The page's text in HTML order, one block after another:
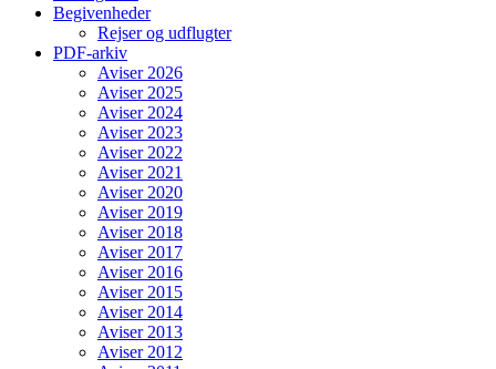
Begivenheder
Rejser og udflugter
PDF-arkiv
Aviser 2026
Aviser 2025
Aviser 2024
Aviser 2023
Aviser 2022
Aviser 2021
Aviser 2020
Aviser 2019
Aviser 2018
Aviser 2017
Aviser 2016
Aviser 2015
Aviser 2014
Aviser 2013
Aviser 2012